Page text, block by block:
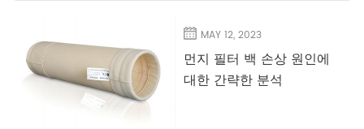
MAY 12, 2023
먼지 필터 백 손상 원인에
대한 간략한 분석